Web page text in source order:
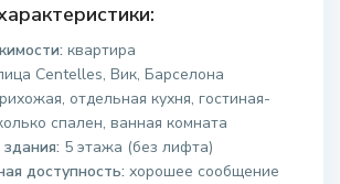
квартира
Centelles, Вик, Барселона
отдельная кухня, гостиная-
спален, ванная комната
5 этажа (без лифта)
доступность: хорошее сообщение